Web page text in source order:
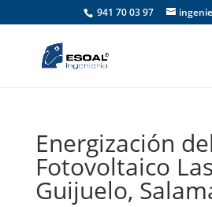
941 70 03 97
Energización
Fotovoltaico
Guijuelo,